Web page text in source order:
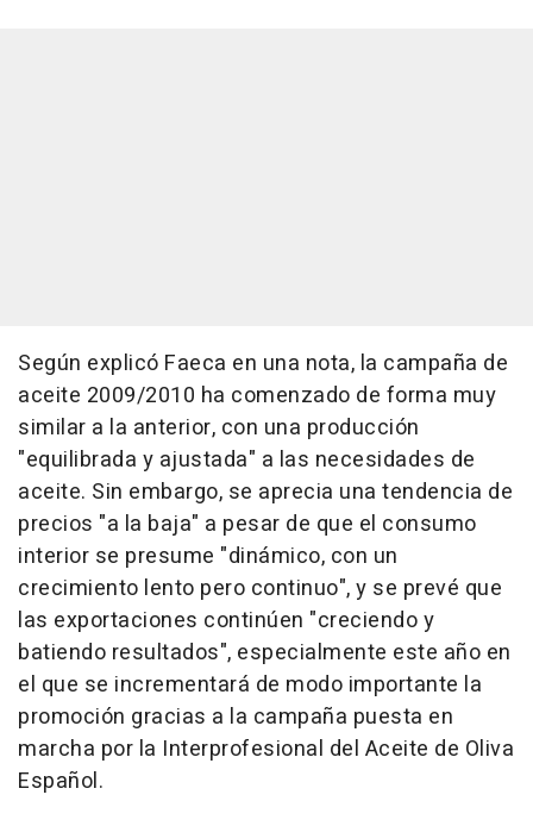
Según explicó Faeca en una nota, la campaña de
aceite 2009/2010 ha comenzado de forma muy
similar a la anterior, con una producción
"equilibrada y ajustada" a las necesidades de
aceite. Sin embargo, se aprecia una tendencia de
precios "a la baja" a pesar de que el consumo
interior se presume "dinámico, con un
crecimiento lento pero continuo", y se prevé que
las exportaciones continúen "creciendo y
batiendo resultados", especialmente este año en
el que se incrementará de modo importante la
promoción gracias a la campaña puesta en
marcha por la Interprofesional del Aceite de Oliva
Español.